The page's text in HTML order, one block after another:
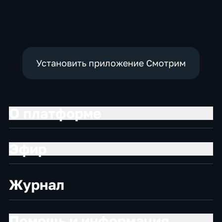
Установить приложение Смотрим
Журнал